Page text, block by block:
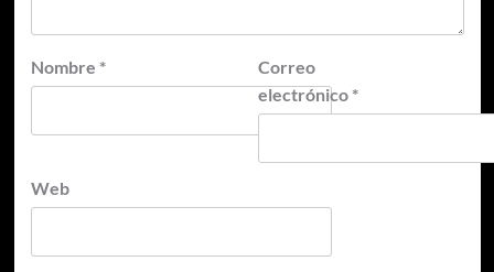
Nombre *
Correo
electrónico *
Web